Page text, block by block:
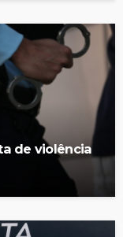
de violência